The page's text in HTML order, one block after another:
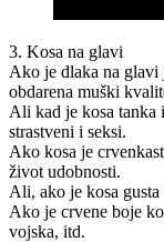
3. Kosa na glavi
Ako je dlaka na glavi
obdarena muški
Ali kad je kosa tanka
strastveni i seksi.
Ako kosa je
život udobnosti.
Ali, ako je kosa
Ako je crvene boje
vojska, itd.